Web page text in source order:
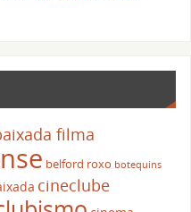
filma
belford roxo botequins
cineclube